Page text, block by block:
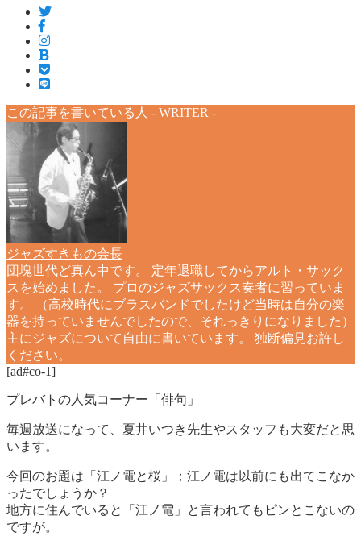
この記事を書いている人 - WRITER -
ジャズすきもの会長
団塊世代ど真ん中です。 定年退職してからアルト・サック
スを始めました。 プロのジャズサックス奏者に習っていま
す。 （高校時代にブラスバンドでしたけど当時は自分の楽
器を持っていませんでしたので、それっきりになりました）
主にジャズについて自由に書いています。 独断偏見お許し
ください。
[ad#co-1]
プレバトの人気コーナー「俳句」
毎週放送になって、夏井いつき先生やスタッフも大変だと思
います。
今回のお題は「江ノ電と桜」；江ノ電は以前にも出てこなか
ったでしょうか？
地方に住んでいると「江ノ電」と言われてもピンとこないの
ですが。